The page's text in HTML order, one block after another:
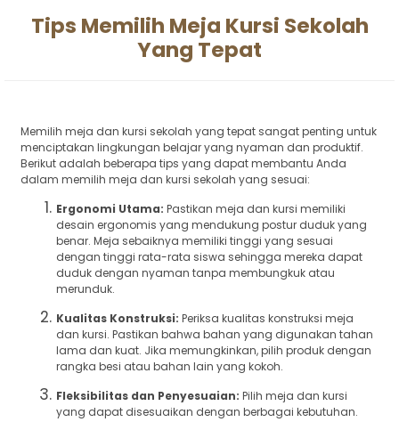
Tips Memilih Meja Kursi Sekolah
Yang Tepat
Memilih meja dan kursi sekolah yang tepat sangat penting untuk
menciptakan lingkungan belajar yang nyaman dan produktif.
Berikut adalah beberapa tips yang dapat membantu Anda
dalam memilih meja dan kursi sekolah yang sesuai:
Ergonomi Utama: Pastikan meja dan kursi memiliki
desain ergonomis yang mendukung postur duduk yang
benar. Meja sebaiknya memiliki tinggi yang sesuai
dengan tinggi rata-rata siswa sehingga mereka dapat
duduk dengan nyaman tanpa membungkuk atau
merunduk.
Kualitas Konstruksi: Periksa kualitas konstruksi meja
dan kursi. Pastikan bahwa bahan yang digunakan tahan
lama dan kuat. Jika memungkinkan, pilih produk dengan
rangka besi atau bahan lain yang kokoh.
Fleksibilitas dan Penyesuaian: Pilih meja dan kursi
yang dapat disesuaikan dengan berbagai kebutuhan.